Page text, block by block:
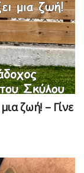
ζωή! – Γίνε